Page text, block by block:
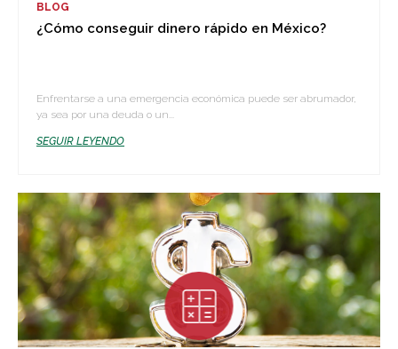
BLOG
¿Cómo conseguir dinero rápido en México?
Enfrentarse a una emergencia económica puede ser abrumador,
ya sea por una deuda o un...
SEGUIR LEYENDO